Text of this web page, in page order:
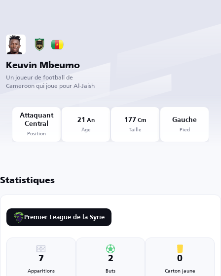
Keuvin Mbeumo
Un joueur de football de
Cameroon qui joue pour Al-Jaish
Attaquant
Central
Position
21 An
Âge
177 Cm
Taille
Gauche
Pied
Statistiques
Premier League de la Syrie
7
Apparitions
2
Buts
0
Carton jaune